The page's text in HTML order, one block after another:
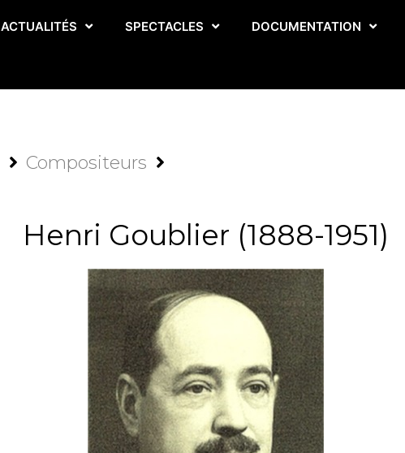
ACTUALITÉS SPECTACLES DOCUMENTATION
Compositeurs
Henri Goublier (1888-1951)